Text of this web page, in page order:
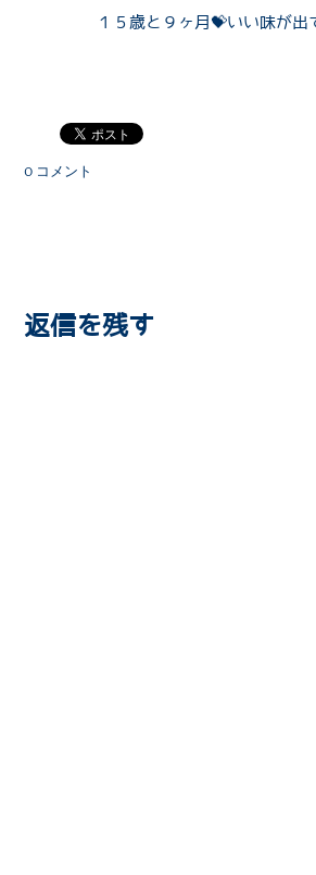
１５歳と９ヶ月💝いい味が
0 コメント
返信を残す
P